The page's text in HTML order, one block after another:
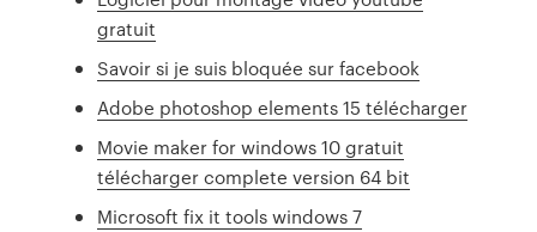
gratuit
Savoir si je suis bloquée sur facebook
Adobe photoshop elements 15 télécharger
Movie maker for windows 10 gratuit
télécharger complete version 64 bit
Microsoft fix it tools windows 7